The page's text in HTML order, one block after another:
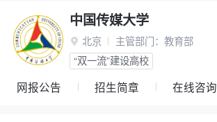
中国传媒大学
 北京 主管部门： 教育部
“双一流”建设高校
网报公告 招生简章 在线咨询